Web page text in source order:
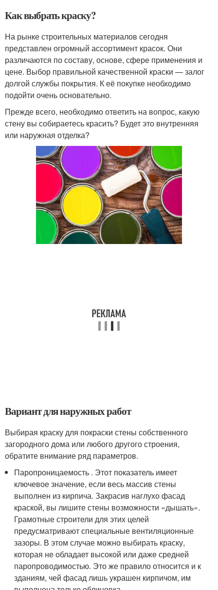
Как выбрать краску?
На рынке строительных материалов сегодня
представлен огромный ассортимент красок. Они
различаются по составу, основе, сфере применения и
цене. Выбор правильной качественной краски — залог
долгой службы покрытия. К её покупке необходимо
подойти очень основательно.
Прежде всего, необходимо ответить на вопрос, какую
стену вы собираетесь красить? Будет это внутренняя
или наружная отделка?
Вариант для наружных работ
Выбирая краску для покраски стены собственного
загородного дома или любого другого строения,
обратите внимание ряд параметров.
Паропроницаемость . Этот показатель имеет
ключевое значение, если весь массив стены
выполнен из кирпича. Закрасив наглухо фасад
краской, вы лишите стены возможности «дышать».
Грамотные строители для этих целей
предусматривают специальные вентиляционные
зазоры. В этом случае можно выбирать краску,
которая не обладает высокой или даже средней
паропроводимостью. Это же правило относится и к
зданиям, чей фасад лишь украшен кирпичом, им